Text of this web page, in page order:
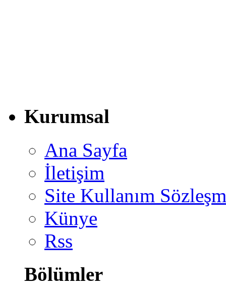
Kurumsal
Ana Sayfa
İletişim
Site Kullanım
Künye
Rss
Bölümler